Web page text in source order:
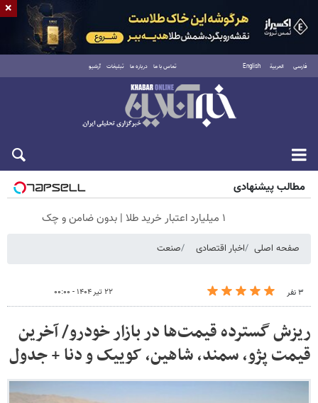
فارسی العربية English تماس با ما درباره ما تبلیغات آرشیو
پنجشنبه ۱۵ مرداد ۱۴۰۵
مطالب پیشنهادی
۱ میلیارد اعتبار خرید طلا | بدون ضامن و چک
صفحه اصلی اخبار اقتصادی صنعت
۳ نفر ۲۲ تیر ۱۴۰۴ - ۰۰:۰۰
ریزش گسترده قیمت‌ها در بازار خودرو/ آخرین
قیمت پژو، سمند، شاهین، کوییک و دنا + جدول
×